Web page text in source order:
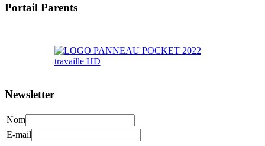
Portail Parents
Newsletter
Nom
E-mail